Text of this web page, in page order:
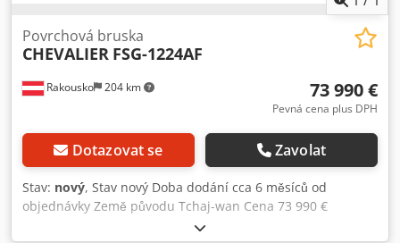
Rakousko 204 km
Povrchová bruska
CHEVALIER FSG-1224AF
73 990 €
Pevná cena plus DPH
Dotazovat se Zavolat
Stav: nový, Stav nový Doba dodání cca 6 měsíců od
objednávky Země původu Tchaj-wan Cena 73 990 €
Leasingová sazba 1 398,41 € Délka broušení 610 mm